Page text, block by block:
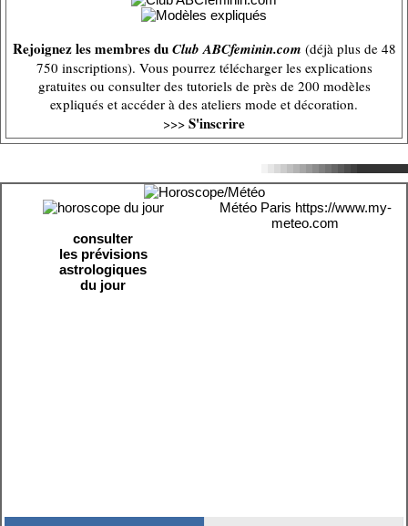
Rejoignez les membres duClub ABCfeminin.com (déjà plus de 48
750 inscriptions). Vous pourrez télécharger les explications
gratuites ou consulter des tutoriels de près de 200 modèles
expliqués et accéder à des ateliers mode et décoration.
>>> S'inscrire
consulter
les prévisions
astrologiques
du jour
Météo Paris https://www.my-
meteo.com